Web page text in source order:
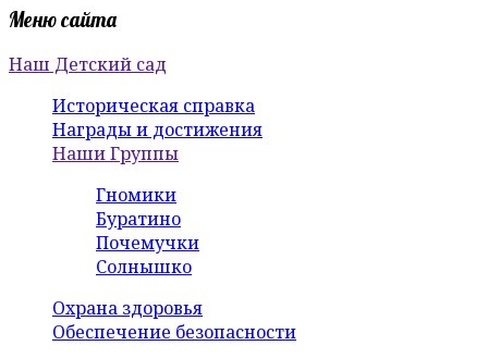
Меню сайта
Наш Детский сад
Историческая справка
Награды и достижения
Наши Группы
Гномики
Буратино
Почемучки
Солнышко
Охрана здоровья
Обеспечение безопасности